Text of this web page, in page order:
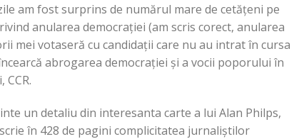
am fost surprins de numărul mare de cetățeni pe
anularea democrației (am scris corect, anularea
mei votaseră cu candidații care nu au intrat în cursa
abrogarea democrației și a vocii poporului în
un detaliu din interesanta carte a lui Alan Philps,
în 428 de pagini complicitatea jurnaliștilor